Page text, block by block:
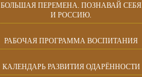
БОЛЬШАЯ ПЕРЕМЕНА. ПОЗНАВАЙ СЕБЯ
И РОССИЮ.
РАБОЧАЯ ПРОГРАММА ВОСПИТАНИЯ
КАЛЕНДАРЬ РАЗВИТИЯ ОДАРЁННОСТИ